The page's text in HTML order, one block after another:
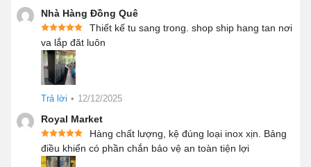
Lợi ích tủ bảo quản rượu 2 cánh mang lại
Thiết kế tủ bảo quản rượu 2 cánh
2CMDD-1038L có gì đáng chú ý?
Thiết kế sang trọng, hiện đại
Nhà Hàng Đồng Quê
Thiết kế tu sang trong. shop ship hang tan nơi
va lắp đăt luôn
Trả lời • 12/12/2025
Royal Market
Hàng chất lượng, kệ đúng loại inox xịn. Bảng
điều khiển có phần chắn bảo vệ an toàn tiện lợi